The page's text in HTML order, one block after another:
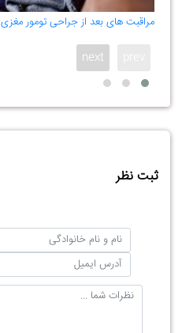
مراقبت های بعد از جراحی تومور مغزی
next
ثبت نظر